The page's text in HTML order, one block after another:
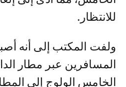
للانتظار.
ولفت المكتب إلى أنه
المسافرين عبر مطار
الخامس الولوج إلى